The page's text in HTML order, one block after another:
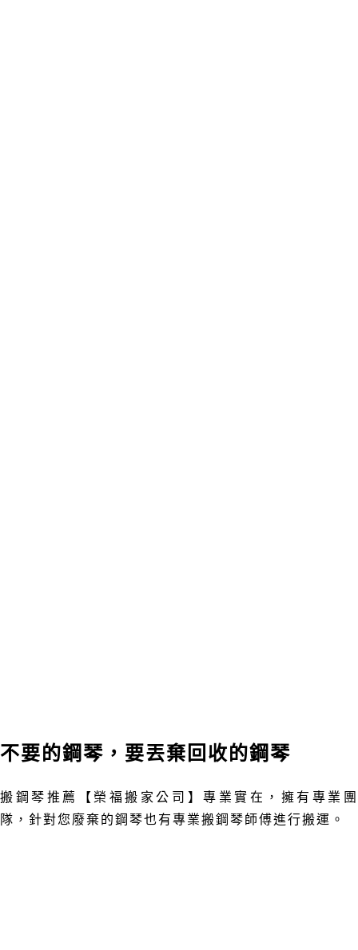
不要的鋼琴，要丟棄回收的鋼琴
搬鋼琴推薦【榮福搬家公司】專業實在，擁有專業團
隊 ， 針對您廢棄的鋼琴也有專業搬鋼琴師傅進行搬運。